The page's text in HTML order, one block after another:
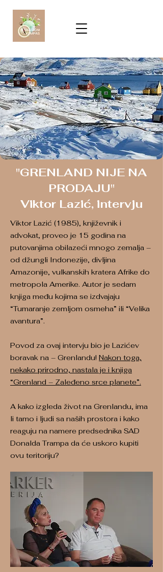
"GRENLAND NIJE NA
PRODAJU"
Viktor Lazić, intervju
Viktor Lazić (1985), književnik i
advokat, proveo je 15 godina na
putovanjima obilazeći mnogo zemalja –
od džungli Indonezije, divljina
Amazonije, vulkanskih kratera Afrike do
metropola Amerike. Autor je sedam
knjiga među kojima se izdvajaju
“Tumaranje zemljom osmeha” ili “Velika
avantura”.
Povod za ovaj intervju bio je Lazićev
boravak na – Grenlandu! Nakon toga,
nekako prirodno, nastala je i knjiga
“Grenland – Zaleđeno srce planete”.
A kako izgleda život na Grenlandu, ima
li tamo i ljudi sa naših prostora i kako
reaguju na namere predsednika SAD
Donalda Trampa da će uskoro kupiti
ovu teritoriju?